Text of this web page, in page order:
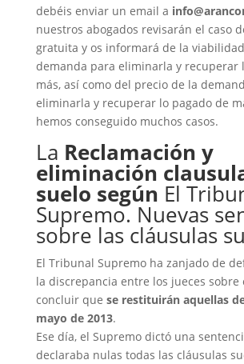
debéis enviar un email a
nuestros abogados revisarán el caso
gratuita y os informará de la
demanda para eliminarla y recuperar
más, así como del precio de la
eliminarla y recuperar lo pagado de
hemos conseguido muchos casos.
La Reclamación y
eliminación
suelo según El
Supremo. Nuevas
sobre las cláusulas
El Tribunal Supremo ha zanjado de
la discrepancia entre los jueces sobre
concluir que se restituirán aquellas
mayo de 2013.
Ese día, el Supremo dictó una
declaraba nulas todas las cláusulas